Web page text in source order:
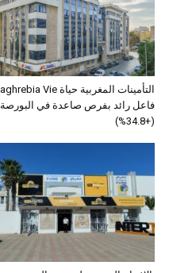
فاعل رائد بفرص صاعدة في البورصة
(+34.8%)